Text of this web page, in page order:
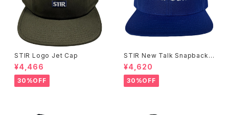
STIR Logo Jet Cap
¥4,466
30%OFF
STIR New Talk Snapback
Cap
¥4,620
30%OFF